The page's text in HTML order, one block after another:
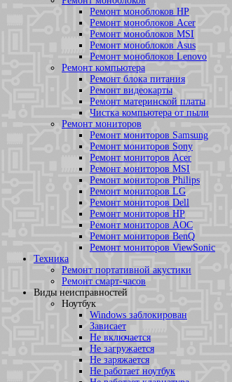
Ремонт моноблоков HP
Ремонт моноблоков Acer
Ремонт моноблоков MSI
Ремонт моноблоков Asus
Ремонт моноблоков Lenovo
Ремонт компьютера
Ремонт блока питания
Ремонт видеокарты
Ремонт материнской платы
Чистка компьютера от пыли
Ремонт мониторов
Ремонт мониторов Samsung
Ремонт мониторов Sony
Ремонт мониторов Acer
Ремонт мониторов MSI
Ремонт мониторов Philips
Ремонт мониторов LG
Ремонт мониторов Dell
Ремонт мониторов HP
Ремонт мониторов AOC
Ремонт мониторов BenQ
Ремонт мониторов ViewSonic
Техника
Ремонт портативной акустики
Ремонт смарт-часов
Виды неисправностей
Ноутбук
Windows заблокирован
Зависает
Не включается
Не загружается
Не заряжается
Не работает ноутбук